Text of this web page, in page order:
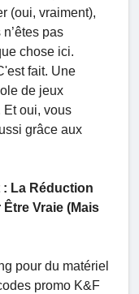
(oui, vraiment),
pas
chose ici.
fait. Une
de jeux
Et oui, vous
grâce aux
La Réduction
Vraie (Mais
pour du matériel
promo K&F